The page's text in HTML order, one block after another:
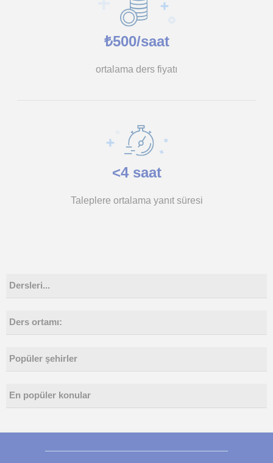
₺500/saat
ortalama ders fiyatı
<4 saat
Taleplere ortalama yanıt süresi
Dersleri...
Ders ortamı:
Popüler şehirler
En popüler konular